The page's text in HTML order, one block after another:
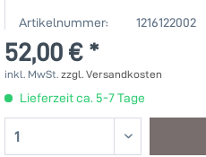
Artikelnummer:
1216122002
52,00 € *
inkl. MwSt. zzgl. Versandkosten
Lieferzeit ca. 5-7 Tage